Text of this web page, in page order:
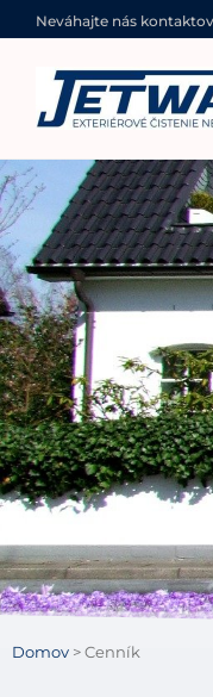
Neváhajte nás
Domov >Cenník